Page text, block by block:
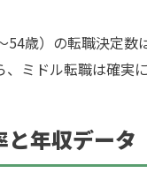
歳）の転職決定数
ミドル転職は確実
年収データ